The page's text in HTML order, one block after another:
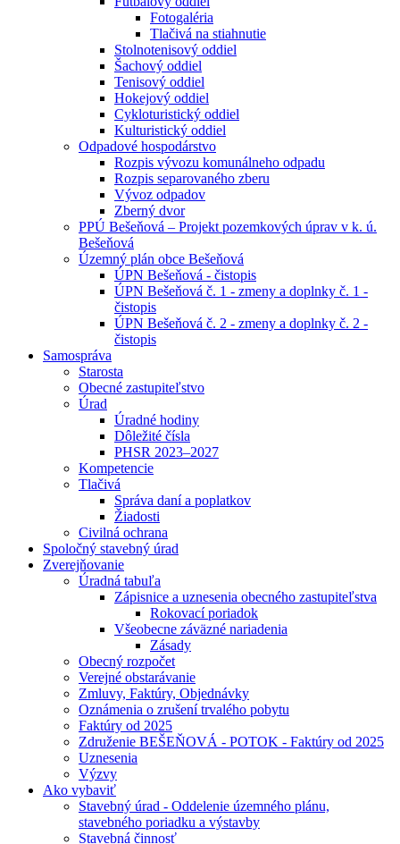
Fotogaléria
Tlačivá na stiahnutie
Stolnotenisový oddiel
Šachový oddiel
Tenisový oddiel
Hokejový oddiel
Cykloturistický oddiel
Kulturistický oddiel
Odpadové hospodárstvo
Rozpis vývozu komunálneho odpadu
Rozpis separovaného zberu
Vývoz odpadov
Zberný dvor
PPÚ Bešeňová – Projekt pozemkových úprav v k. ú.
Bešeňová
Územný plán obce Bešeňová
ÚPN Bešeňová - čistopis
ÚPN Bešeňová č. 1 - zmeny a doplnky č. 1 -
čistopis
ÚPN Bešeňová č. 2 - zmeny a doplnky č. 2 -
čistopis
Samospráva
Starosta
Obecné zastupiteľstvo
Úrad
Úradné hodiny
Dôležité čísla
PHSR 2023–2027
Kompetencie
Tlačivá
Správa daní a poplatkov
Žiadosti
Civilná ochrana
Spoločný stavebný úrad
Zverejňovanie
Úradná tabuľa
Zápisnice a uznesenia obecného zastupiteľstva
Rokovací poriadok
Všeobecne záväzné nariadenia
Zásady
Obecný rozpočet
Verejné obstarávanie
Zmluvy, Faktúry, Objednávky
Oznámenia o zrušení trvalého pobytu
Faktúry od 2025
Združenie BEŠEŇOVÁ - POTOK - Faktúry od 2025
Uznesenia
Výzvy
Ako vybaviť
Stavebný úrad - Oddelenie územného plánu,
stavebného poriadku a výstavby
Stavebná činnosť